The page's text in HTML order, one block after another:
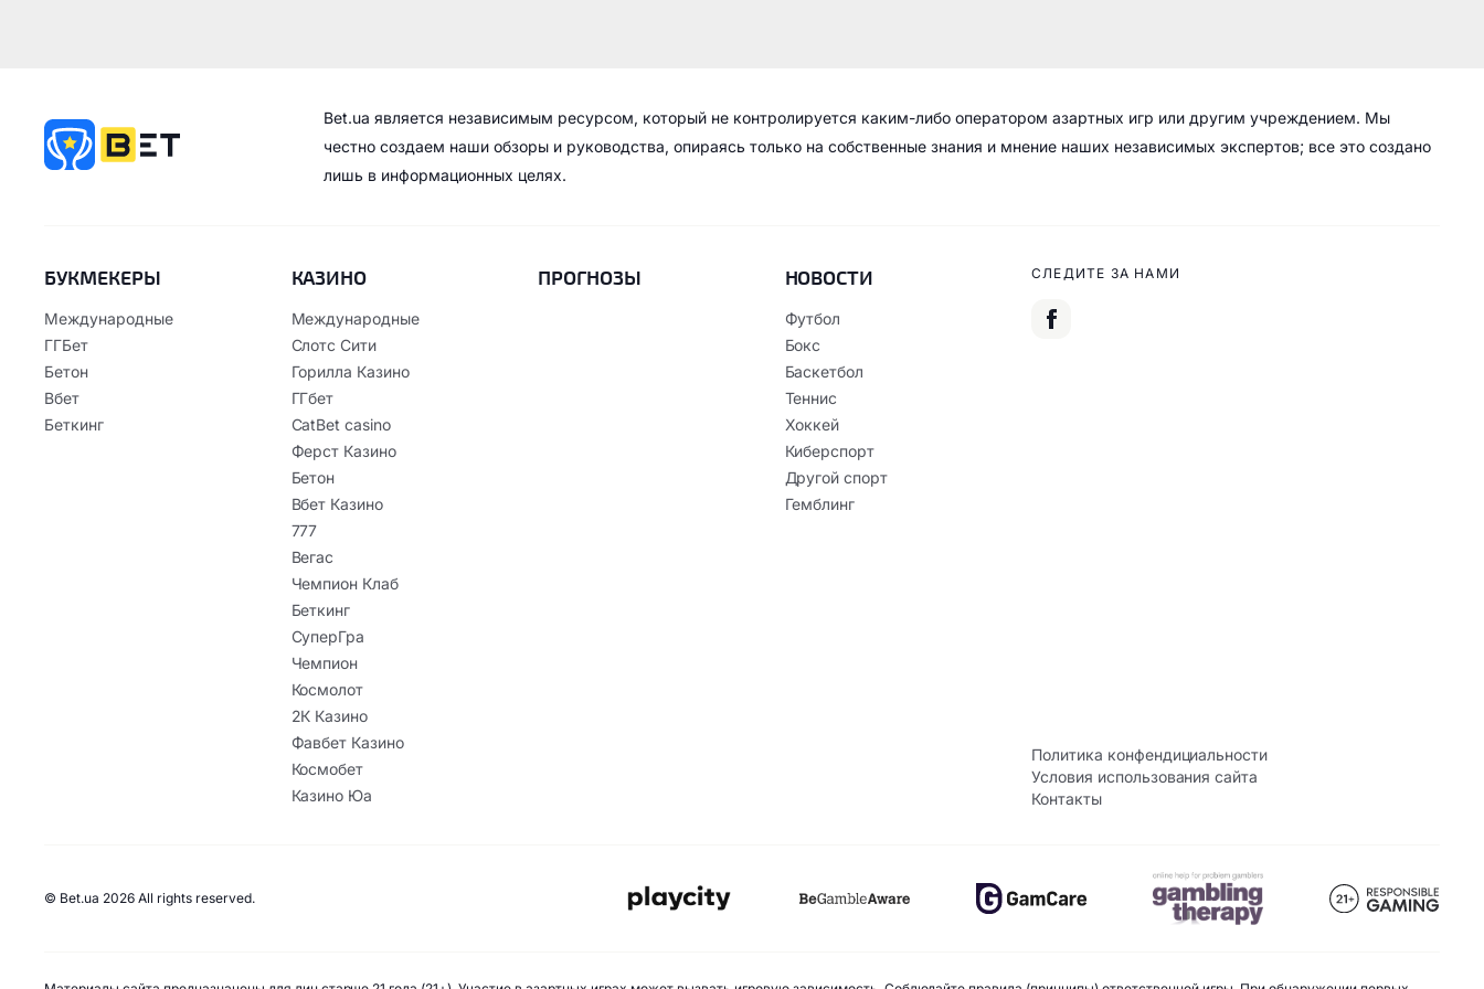
Bet.ua является независимым ресурсом, который не контролируется каким-либо оператором азартных игр или другим учреждением. Мы
честно создаем наши обзоры и руководства, опираясь только на собственные знания и мнение наших независимых экспертов; все это создано
лишь в информационных целях.
БУКМЕКЕРЫ
Международные
ГГБет
Бетон
Вбет
Беткинг
КАЗИНО
Международные
Слотс Сити
Горилла Казино
ГГбет
CatBet casino
Ферст Казино
Бетон
Вбет Казино
777
Вегас
Чемпион Клаб
Беткинг
СуперГра
Чемпион
Космолот
2К Казино
Фавбет Казино
Космобет
Казино Юа
ПРОГНОЗЫ НОВОСТИ
Футбол
Бокс
Баскетбол
Теннис
Хоккей
Киберспорт
Другой спорт
Гемблинг
СЛЕДИТЕ ЗА НАМИ
Политика конфендициальности
Условия использования сайта
Контакты
© Bet.ua 2026 All rights reserved.